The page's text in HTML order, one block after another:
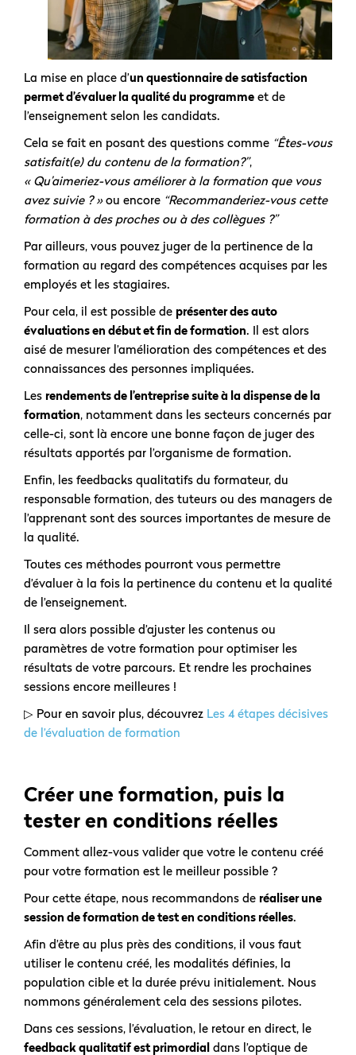
La mise en place d’un questionnaire de satisfaction
permet d’évaluer la qualité du programme et de
l’enseignement selon les candidats.
Cela se fait en posant des questions comme “Êtes-vous
satisfait(e) du contenu de la formation?”,
« Qu’aimeriez-vous améliorer à la formation que vous
avez suivie ? »ou encore “Recommanderiez-vous cette
formation à des proches ou à des collègues ?”
Par ailleurs, vous pouvez juger de la pertinence de la
formation au regard des compétences acquises par les
employés et les stagiaires.
Pour cela, il est possible de présenter des auto
évaluations en début et fin de formation. Il est alors
aisé de mesurer l’amélioration des compétences et des
connaissances des personnes impliquées.
Les rendements de l’entreprise suite à la dispense de la
formation, notamment dans les secteurs concernés par
celle-ci, sont là encore une bonne façon de juger des
résultats apportés par l’organisme de formation.
Enfin, les feedbacks qualitatifs du formateur, du
responsable formation, des tuteurs ou des managers de
l’apprenant sont des sources importantes de mesure de
la qualité.
Toutes ces méthodes pourront vous permettre
d’évaluer à la fois la pertinence du contenu et la qualité
de l’enseignement.
Il sera alors possible d’ajuster les contenus ou
paramètres de votre formation pour optimiser les
résultats de votre parcours. Et rendre les prochaines
sessions encore meilleures !
▷ Pour en savoir plus, découvrez Les 4 étapes décisives
de l’évaluation de formation
Créer une formation, puis la
tester en conditions réelles
Comment allez-vous valider que votre le contenu créé
pour votre formation est le meilleur possible ?
Pour cette étape, nous recommandons de réaliser une
session de formation de test en conditions réelles.
Afin d’être au plus près des conditions, il vous faut
utiliser le contenu créé, les modalités définies, la
population cible et la durée prévu initialement. Nous
nommons généralement cela des sessions pilotes.
Dans ces sessions, l’évaluation, le retour en direct, le
feedback qualitatif est primordial dans l’optique de